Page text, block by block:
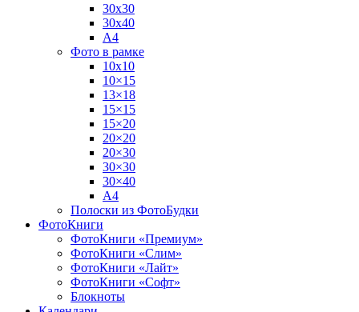
30х30
30х40
А4
Фото в рамке
10х10
10×15
13×18
15×15
15×20
20×20
20×30
30×30
30×40
A4
Полоски из ФотоБудки
ФотоКниги
ФотоКниги «Премиум»
ФотоКниги «Слим»
ФотоКниги «Лайт»
ФотоКниги «Софт»
Блокноты